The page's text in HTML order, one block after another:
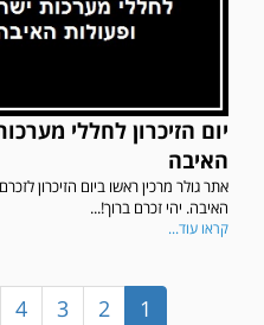
יום הזיכרון לחללי
האיבה
אתר גולר מרכין ראשו ביום הזיכרון
האיבה. יהי זכרם ברוך!...
קראו עוד...
1
2
3
4
במשחק אימון שהתקיים הבוקר יום ה'